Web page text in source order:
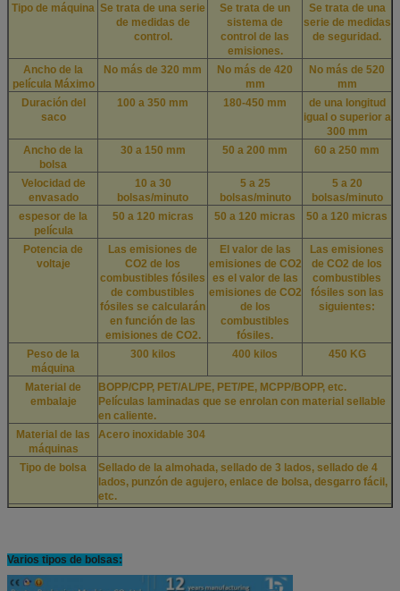
Tipo de máquina Se trata de una serie
de medidas de
control.
Se trata de un
sistema de
control de las
emisiones.
Se trata de una
serie de medidas
de seguridad.
Ancho de la
película Máximo
No más de 320 mm
No más de 420
mm
No más de 520
mm
Duración del
saco
100 a 350 mm 180-450 mm
de una longitud
igual o superior a
300 mm
Ancho de la
bolsa
30 a 150 mm 50 a 200 mm 60 a 250 mm
Velocidad de
envasado
10 a 30
bolsas/minuto
5 a 25
bolsas/minuto
5 a 20
bolsas/minuto
espesor de la
película
50 a 120 micras 50 a 120 micras 50 a 120 micras
Potencia de
voltaje
Las emisiones de
CO2 de los
combustibles fósiles
de combustibles
fósiles se calcularán
en función de las
emisiones de CO2.
El valor de las
emisiones de CO2
es el valor de las
emisiones de CO2
de los
combustibles
fósiles.
Las emisiones
de CO2 de los
combustibles
fósiles son las
siguientes:
Peso de la
máquina
300 kilos 400 kilos 450 KG
Material de
embalaje
BOPP/CPP, PET/AL/PE, PET/PE, MCPP/BOPP, etc.
Películas laminadas que se enrolan con material sellable
en caliente.
Material de las
máquinas
Acero inoxidable 304
Tipo de bolsa
Sellado de la almohada, sellado de 3 lados, sellado de 4
lados, punzón de agujero, enlace de bolsa, desgarro fácil,
etc.
observaciones máquina de impresión de fechas; 3. alimentador
automático; 4. sellado de líneas; 5. molde de sellado de
Varios tipos de bolsas: